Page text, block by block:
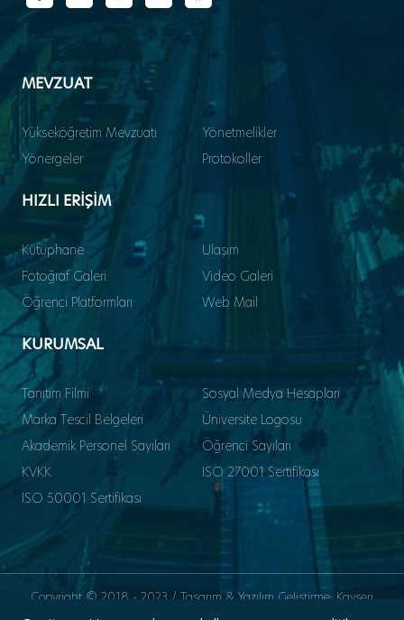
MEVZUAT
Yükseköğretim Mevzuatı
Yönetmelikler
Yönergeler
Protokoller
HIZLI ERİŞİM
Kütüphane
Ulaşım
Fotoğraf Galeri
Video Galeri
Öğrenci Platformları
Web Mail
KURUMSAL
Tanıtım Filmi
Sosyal Medya Hesapları
Marka Tescil Belgeleri
Üniversite Logosu
Akademik Personel Sayıları
Öğrenci Sayıları
KVKK
ISO 27001 Sertifikası
ISO 50001 Sertifikası
Copyright © 2018 - 2023 / Tasarım & Yazılım Geliştirme: Kayseri